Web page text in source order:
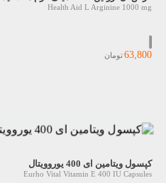
Health Aid L Arginine 1000 mg
63,800تومان
کپسول ویتامین ای 400 یوروویتال
Eurho Vital Vitamin E 400 IU Capsules